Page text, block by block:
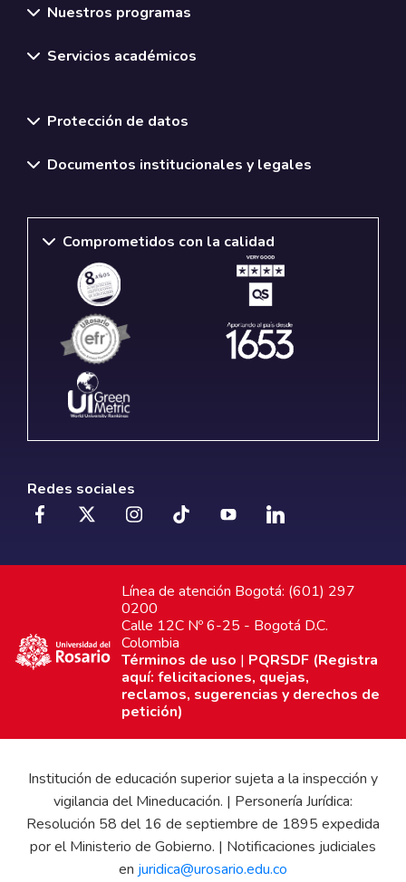
Nuestros programas
Servicios académicos
Protección de datos
Documentos institucionales y legales
Comprometidos con la calidad
Redes sociales
Línea de atención Bogotá: (601) 297
0200
Calle 12C Nº 6-25 - Bogotá D.C.
Colombia
Términos de uso | PQRSDF (Registra
aquí: felicitaciones, quejas,
reclamos, sugerencias y derechos de
petición)
Institución de educación superior sujeta a la inspección y
vigilancia del Mineducación. | Personería Jurídica:
Resolución 58 del 16 de septiembre de 1895 expedida
por el Ministerio de Gobierno. | Notificaciones judiciales
en juridica@urosario.edu.co